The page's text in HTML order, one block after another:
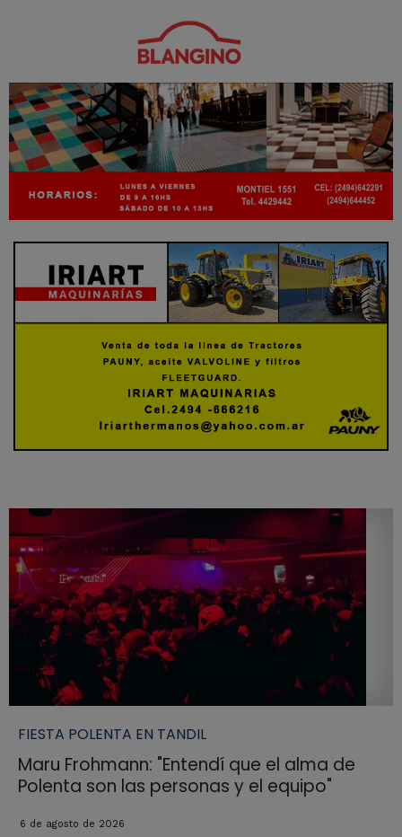
FIESTA POLENTA EN TANDIL
Maru Frohmann: "Entendí que el alma de
Polenta son las personas y el equipo"
6 de agosto de 2026